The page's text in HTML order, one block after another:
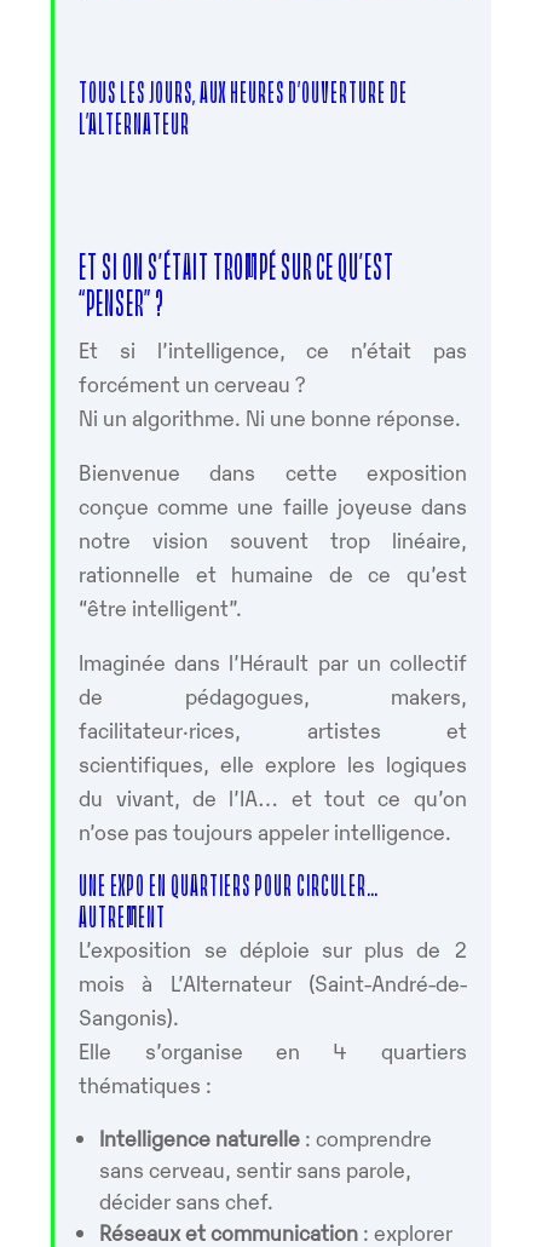
TOUS LES JOURS, AUX HEURES D’OUVERTURE DE
L’ALTERNATEUR
ET SI ON S’ÉTAIT TROMPÉ SUR CE QU’EST
“PENSER” ?
Et si l’intelligence, ce n’était pas
forcément un cerveau ?
Ni un algorithme. Ni une bonne réponse.
Bienvenue dans cette exposition
conçue comme une faille joyeuse dans
notre vision souvent trop linéaire,
rationnelle et humaine de ce qu’est
“être intelligent”.
Imaginée dans l’Hérault par un collectif
de pédagogues, makers,
facilitateur·rices, artistes et
scientifiques, elle explore les logiques
du vivant, de l’IA… et tout ce qu’on
n’ose pas toujours appeler intelligence.
UNE EXPO EN QUARTIERS POUR CIRCULER…
AUTREMENT
L’exposition se déploie sur plus de 2
mois à L’Alternateur (Saint-André-de-
Sangonis).
Elle s’organise en 4 quartiers
thématiques :
Intelligence naturelle : comprendre
sans cerveau, sentir sans parole,
décider sans chef.
Réseaux et communication : explorer